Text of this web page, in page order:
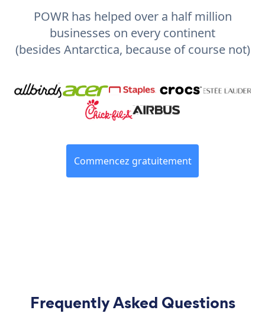
POWR has helped over a half million
businesses on every continent
(besides Antarctica, because of course not)
Commencez gratuitement
Frequently Asked Questions